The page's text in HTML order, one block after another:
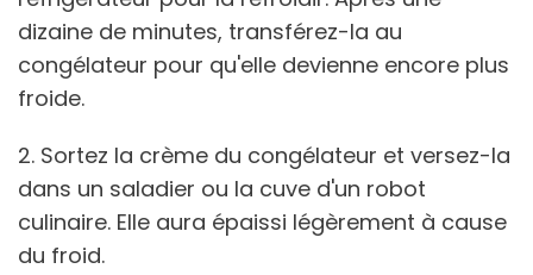
dizaine de minutes, transférez-la au
congélateur pour qu'elle devienne encore plus
froide.
2. Sortez la crème du congélateur et versez-la
dans un saladier ou la cuve d'un robot
culinaire. Elle aura épaissi légèrement à cause
du froid.